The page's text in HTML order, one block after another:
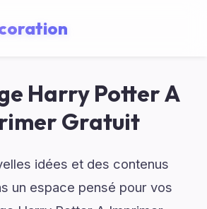
Harry Potter A
Gratuit
idées et des contenus
un espace pensé pour vos